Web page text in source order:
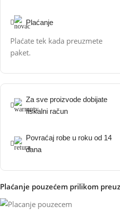
Plaćanje
Plaćate tek kada preuzmete
paket.
Za sve proizvode dobijate
fiskalni račun
Povraćaj robe u roku od 14
dana
Plaćanje pouzećem prilikom